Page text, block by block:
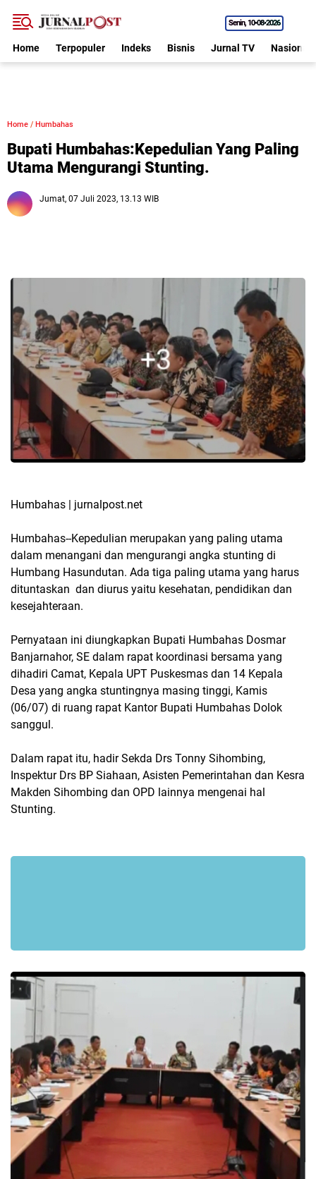
Senin 10•08•2026
Home Terpopuler Indeks Bisnis Jurnal TV Nasional
Home / Humbahas
Bupati Humbahas:Kepedulian Yang Paling
Utama Mengurangi Stunting.
Jumat, 07 Juli 2023, 13.13 WIB
Humbahas | jurnalpost.net
Humbahas--Kepedulian merupakan yang paling utama
dalam menangani dan mengurangi angka stunting di
Humbang Hasundutan. Ada tiga paling utama yang harus
dituntaskan dan diurus yaitu kesehatan, pendidikan dan
kesejahteraan.
Pernyataan ini diungkapkan Bupati Humbahas Dosmar
Banjarnahor, SE dalam rapat koordinasi bersama yang
dihadiri Camat, Kepala UPT Puskesmas dan 14 Kepala
Desa yang angka stuntingnya masing tinggi, Kamis
(06/07) di ruang rapat Kantor Bupati Humbahas Dolok
sanggul.
Dalam rapat itu, hadir Sekda Drs Tonny Sihombing,
Inspektur Drs BP Siahaan, Asisten Pemerintahan dan Kesra
Makden Sihombing dan OPD lainnya mengenai hal
Stunting.